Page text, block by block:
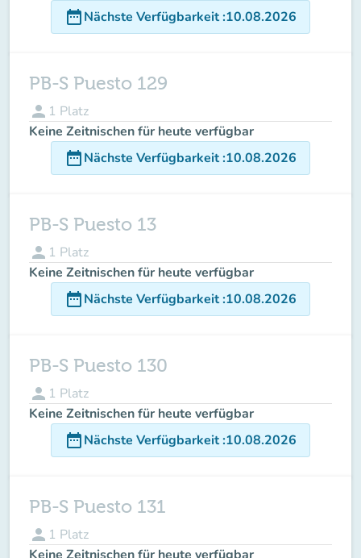
date_rangeNächste Verfügbarkeit:10.08.2026
PB-S Puesto 129
person 1 Platz
Keine Zeitnischen für heute verfügbar
date_rangeNächste Verfügbarkeit:10.08.2026
PB-S Puesto 13
person 1 Platz
Keine Zeitnischen für heute verfügbar
date_rangeNächste Verfügbarkeit:10.08.2026
PB-S Puesto 130
person 1 Platz
Keine Zeitnischen für heute verfügbar
date_rangeNächste Verfügbarkeit:10.08.2026
PB-S Puesto 131
person 1 Platz